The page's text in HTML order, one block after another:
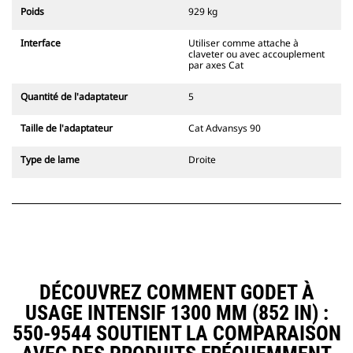
champ de vision du conducteur.
axes Cat sont compatibles avec les
pelles hydrauliques à chaînes 311-
Des attaches à largeur de
disponibles.
le système d'attache spéciale CW
CW sont dotées d'un système de
disponibles pour toutes les pelles
hydrauliques à chaines et sur
pneus.
Poids 929 kg
Interface
Utiliser comme attache à
claveter ou avec accouplement
par axes Cat
Quantité de l'adaptateur 5
Taille de l'adaptateur Cat Advansys 90
Type de lame Droite
DÉCOUVREZ COMMENT GODET À
USAGE INTENSIF 1300 MM (852 IN) :
550-9544 SOUTIENT LA COMPARAISON